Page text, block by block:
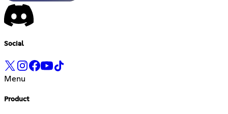
Social
Menu
Product